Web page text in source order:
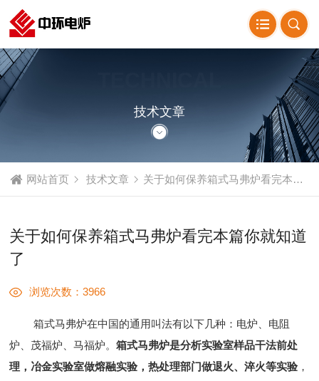
ARTICLE
技术文章
网站首页 技术文章 关于如何保养箱式马弗炉看完本篇你就知道了
关于如何保养箱式马弗炉看完本篇你就知道
了
浏览次数：3966
箱式马弗炉在中国的通用叫法有以下几种：电炉、电阻
炉、茂福炉、马福炉。箱式马弗炉是分析实验室样品干法前处
理，冶金实验室做熔融实验，热处理部门做退火、淬火等实验，